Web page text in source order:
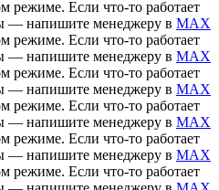
режиме. Если что-то работает
— напишите менеджеру в MAX
режиме. Если что-то работает
— напишите менеджеру в MAX
режиме. Если что-то работает
— напишите менеджеру в MAX
режиме. Если что-то работает
— напишите менеджеру в MAX
режиме. Если что-то работает
— напишите менеджеру в MAX
режиме. Если что-то работает